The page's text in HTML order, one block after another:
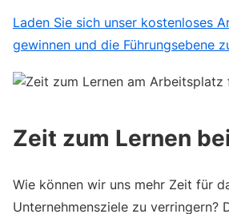
Laden Sie sich unser kostenloses
gewinnen und die Führungsebene
Zeit zum Lernen
Wie können wir uns mehr Zeit für
Unternehmensziele zu verringern?